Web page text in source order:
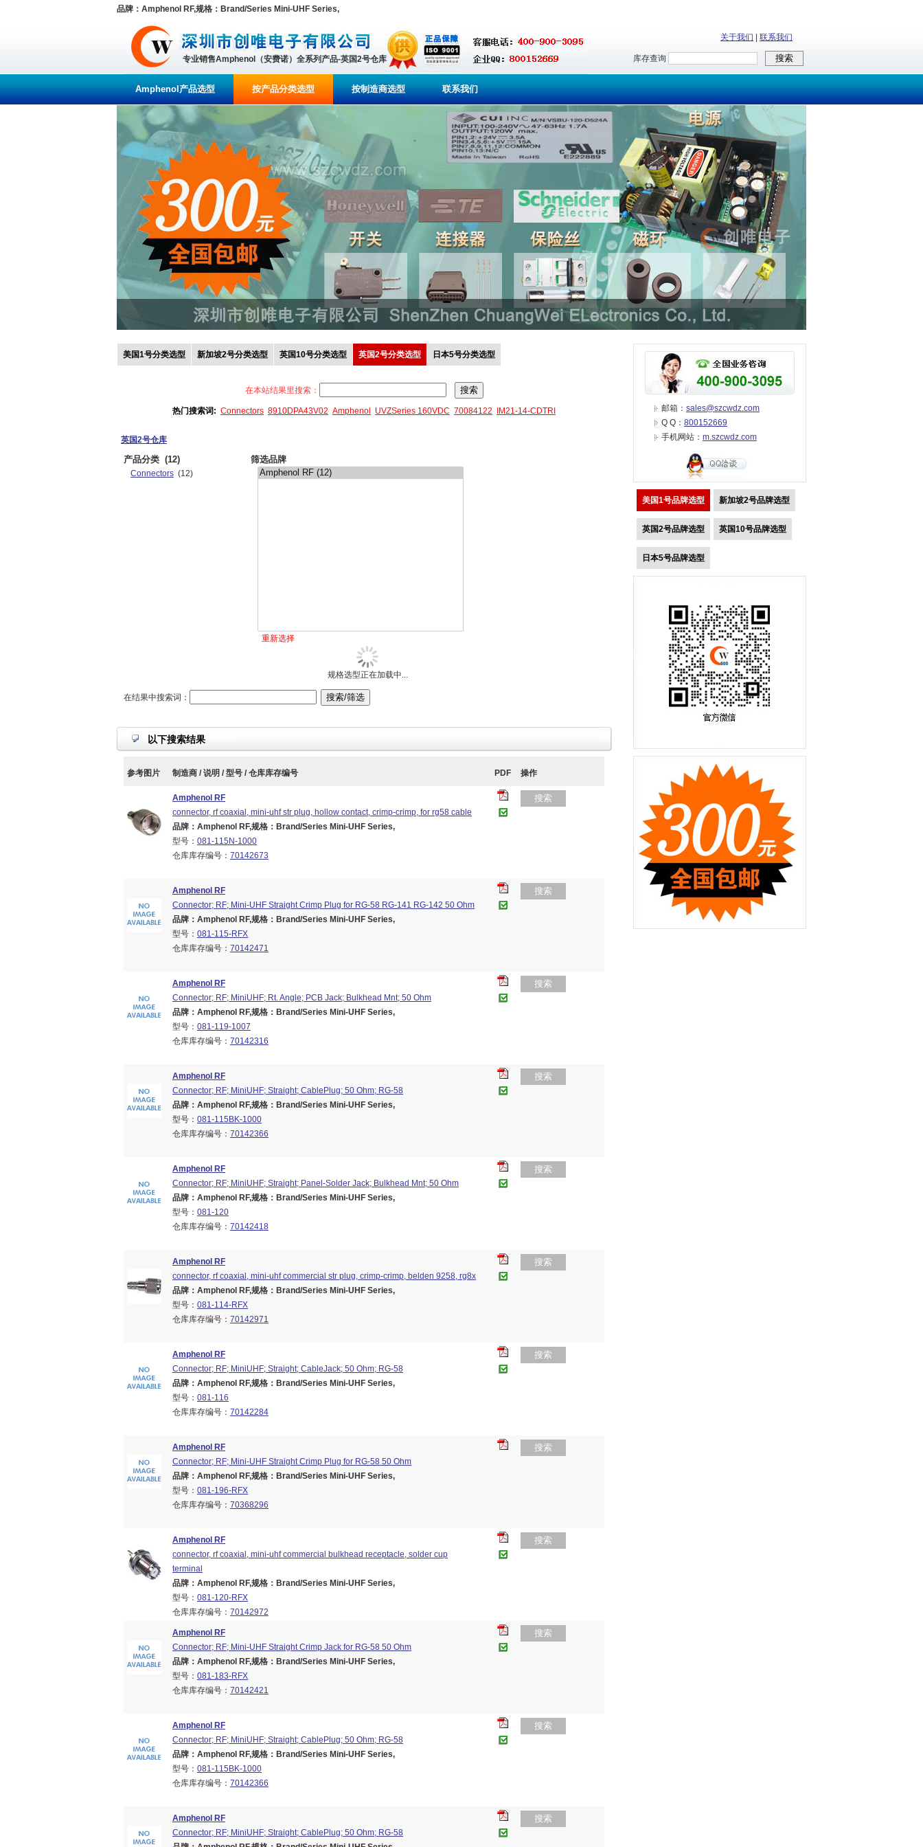
品牌：Amphenol RF,规格：Brand/Series Mini-UHF Series,
专业销售Amphenol（安费诺）全系列产品-英国2号仓库
关于我们 联系我们
库存查询
Amphenol产品选型 按产品分类选型 按制造商选型 联系我们
美国1号分类选型 新加坡2号分类选型 英国10号分类选型 英国2号分类选型 日本5号分类选型
在本站结果里搜索：
热门搜索词: Connectors 8910DPA43V02 Amphenol UVZSeries 160VDC 70084122 IM21-14-CDTRI
英国2号仓库
产品分类 (12)
Connectors (12)
筛选品牌
重新选择
规格选型正在加载中...
在结果中搜索词：
以下搜索结果
参考图片 制造商 / 说明 / 型号 / 仓库库存编号 PDF 操作
Amphenol RF
connector, rf coaxial, mini-uhf str plug, hollow contact, crimp-crimp, for rg58 cable
品牌：Amphenol RF,规格：Brand/Series Mini-UHF Series,
型号： 081-115N-1000
仓库库存编号： 70142673
搜索
Amphenol RF
Connector; RF; Mini-UHF Straight Crimp Plug for RG-58 RG-141 RG-142 50 Ohm
品牌：Amphenol RF,规格：Brand/Series Mini-UHF Series,
型号： 081-115-RFX
仓库库存编号： 70142471
搜索
Amphenol RF
Connector; RF; MiniUHF; Rt. Angle; PCB Jack; Bulkhead Mnt; 50 Ohm
品牌：Amphenol RF,规格：Brand/Series Mini-UHF Series,
型号： 081-119-1007
仓库库存编号： 70142316
搜索
Amphenol RF
Connector; RF; MiniUHF; Straight; CablePlug; 50 Ohm; RG-58
品牌：Amphenol RF,规格：Brand/Series Mini-UHF Series,
型号： 081-115BK-1000
仓库库存编号： 70142366
搜索
Amphenol RF
Connector; RF; MiniUHF; Straight; Panel-Solder Jack; Bulkhead Mnt; 50 Ohm
品牌：Amphenol RF,规格：Brand/Series Mini-UHF Series,
型号： 081-120
仓库库存编号： 70142418
搜索
Amphenol RF
connector, rf coaxial, mini-uhf commercial str plug, crimp-crimp, belden 9258, rg8x
品牌：Amphenol RF,规格：Brand/Series Mini-UHF Series,
型号： 081-114-RFX
仓库库存编号： 70142971
搜索
Amphenol RF
Connector; RF; MiniUHF; Straight; CableJack; 50 Ohm; RG-58
品牌：Amphenol RF,规格：Brand/Series Mini-UHF Series,
型号： 081-116
仓库库存编号： 70142284
搜索
Amphenol RF
Connector; RF; Mini-UHF Straight Crimp Plug for RG-58 50 Ohm
品牌：Amphenol RF,规格：Brand/Series Mini-UHF Series,
型号： 081-196-RFX
仓库库存编号： 70368296
搜索
Amphenol RF
connector, rf coaxial, mini-uhf commercial bulkhead receptacle, solder cup
terminal
品牌：Amphenol RF,规格：Brand/Series Mini-UHF Series,
型号： 081-120-RFX
仓库库存编号： 70142972
搜索
Amphenol RF
Connector; RF; Mini-UHF Straight Crimp Jack for RG-58 50 Ohm
品牌：Amphenol RF,规格：Brand/Series Mini-UHF Series,
型号： 081-183-RFX
仓库库存编号： 70142421
搜索
Amphenol RF
Connector; RF; MiniUHF; Straight; CablePlug; 50 Ohm; RG-58
品牌：Amphenol RF,规格：Brand/Series Mini-UHF Series,
型号： 081-115BK-1000
仓库库存编号： 70142366
搜索
Amphenol RF
Connector; RF; MiniUHF; Straight; CablePlug; 50 Ohm; RG-58
搜索
邮箱： sales@szcwdz.com
Q Q： 800152669
手机网站： m.szcwdz.com
美国1号品牌选型 新加坡2号品牌选型
英国2号品牌选型 英国10号品牌选型
日本5号品牌选型